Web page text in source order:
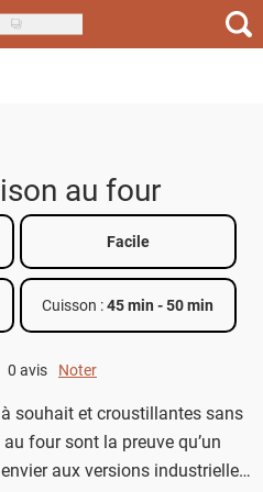
au four
Facile
Cuisson :45 min -50 min
out of 5.
0 avis Noter
souhait et croustillantes sans
four sont la preuve qu’un
aux versions industrielles.